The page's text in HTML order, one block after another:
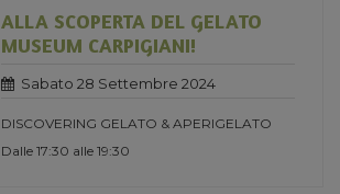
ALLA SCOPERTA DEL GELATO
MUSEUM CARPIGIANI!
Sabato 28 Settembre 2024
DISCOVERING GELATO & APERIGELATO
Dalle 17:30 alle 19:30